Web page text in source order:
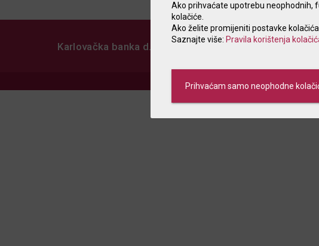
Karlovačka banka d.d. Naslovnica
Sadržaj stranica
Ako prihvaćate upotrebu neophodnih,
kolačiće.
Ako želite promijeniti postavke
Saznajte više: Pravila korištenja
Prihvaćam samo neophodne